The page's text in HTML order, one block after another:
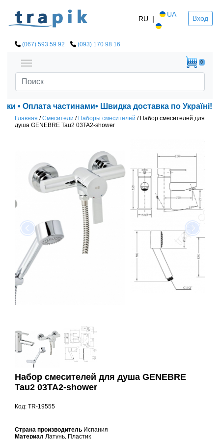
RU | UA Вход
(067) 593 59 92 (093) 170 98 16
0
• Оплата частинами• Швидка доставка по Україні!
Главная /Смесители / Наборы смесителей / Набор смесителей для
душа GENEBRE Tau2 03TA2-shower
Набор смесителей для душа GENEBRE
Tau2 03TA2-shower
Код: TR-19555
Страна производитель Испания
Материал Латунь, Пластик